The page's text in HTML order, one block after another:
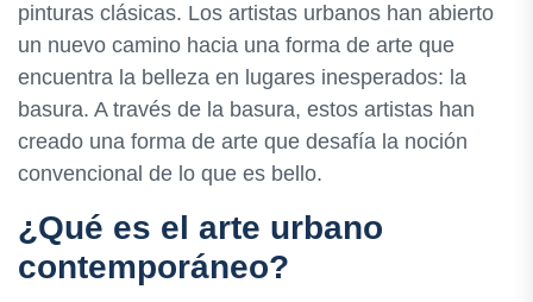
pinturas clásicas. Los artistas urbanos han abierto
un nuevo camino hacia una forma de arte que
encuentra la belleza en lugares inesperados: la
basura. A través de la basura, estos artistas han
creado una forma de arte que desafía la noción
convencional de lo que es bello.
¿Qué es el arte urbano
contemporáneo?